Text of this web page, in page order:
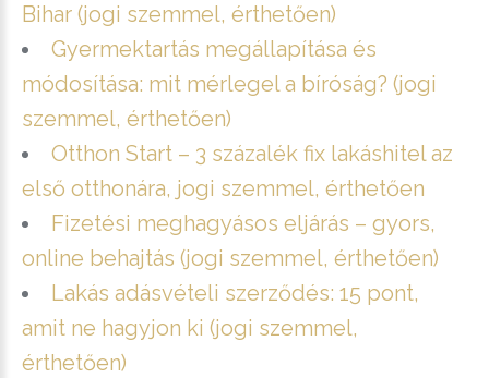
Bihar (jogi szemmel, érthetően)
Gyermektartás megállapítása és
módosítása: mit mérlegel a bíróság? (jogi
szemmel, érthetően)
Otthon Start – 3 százalék fix lakáshitel az
első otthonára, jogi szemmel, érthetően
Fizetési meghagyásos eljárás – gyors,
online behajtás (jogi szemmel, érthetően)
Lakás adásvételi szerződés: 15 pont,
amit ne hagyjon ki (jogi szemmel,
érthetően)